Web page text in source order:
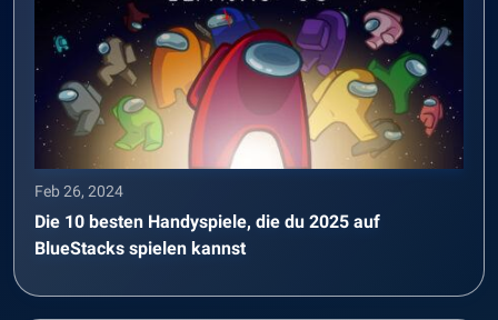
Feb 26, 2024
Die 10 besten Handyspiele, die du 2025 auf
BlueStacks spielen kannst